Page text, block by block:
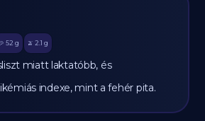
52 g 🫒 2.1 g
miatt laktatóbb, és
indexe, mint a fehér pita.